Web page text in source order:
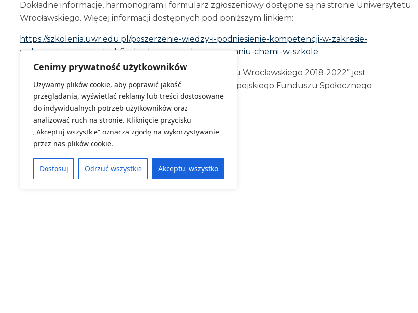
Cenimy prywatność użytkowników
Używamy plików cookie, aby poprawić jakość
przeglądania, wyświetlać reklamy lub treści dostosowane
do indywidualnych potrzeb użytkowników oraz
analizować ruch na stronie. Kliknięcie przycisku
„Akceptuj wszystkie” oznacza zgodę na wykorzystywanie
przez nas plików cookie.
Dostosuj Odrzuć wszystkie Akceptuj wszystko
Dokładne informacje, harmonogram i formularz zgłoszeniowy dostępne są na stronie Uniwersytetu
Wrocławskiego. Więcej informacji dostępnych pod poniższym linkiem:
https://szkolenia.uwr.edu.pl/poszerzenie-wiedzy-i-podniesienie-kompetencji-w-zakresie-
wykorzystywania-metod-fizykochemicznych-w-nauczaniu-chemii-w-szkole
Projekt „Zintegrowany Program Rozwoju Uniwersytetu Wrocławskiego 2018-2022” jest
współfinansowany ze środków Unii Europejskiej z Europejskiego Funduszu Społecznego.